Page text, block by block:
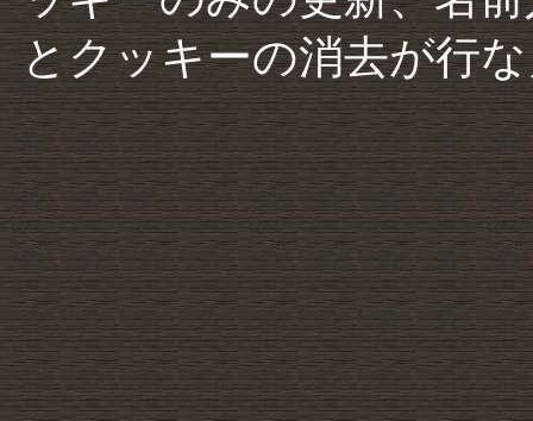
とクッキーの消去が行